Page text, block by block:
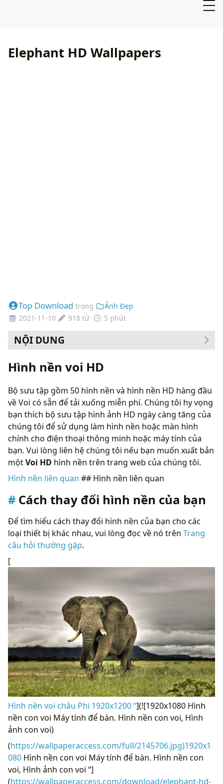
Elephant HD Wallpapers
Top Download trong
Ảnh Đẹp
2021-11-10
918 từ 5 phút
NỘI DUNG
Hình nền voi HD
Bộ sưu tập gồm 50 hình nền và hình nền HD hàng đầu
về Voi có sẵn để tải xuống miễn phí. Chúng tôi hy vọng
bạn thích bộ sưu tập hình ảnh HD ngày càng tăng của
chúng tôi để sử dụng làm hình nền hoặc màn hình
chính cho điện thoại thông minh hoặc máy tính của
bạn. Vui lòng liên hệ chúng tôi nếu bạn muốn xuất bản
mộtVoi HD hình nền trên trang web của chúng tôi.
Hình nền liên quan ## Hình nền liên quan
Cách thay đổi hình nền của bạn
Để tìm hiểu cách thay đổi hình nền của bạn cho các
loại thiết bị khác nhau, vui lòng đọc về nó trên Trang
câu hỏi thường gặp.
[
Hình nền voi châu Phi 1920x1200 “](![1920x1080 Hình
nền con voi Máy tính để bàn. Hình nền con voi, Hình
ảnh con voi)
(https://wallpaperaccess.com/full/2145706.jpg)1920x1
080 Hình nền con voi Máy tính để bàn. Hình nền con
voi, Hình ảnh con voi “]
(https://wallpaperaccess.com/download/elephant-hd-